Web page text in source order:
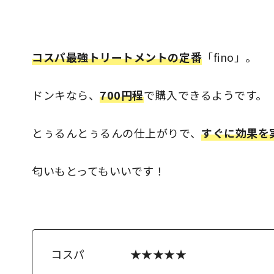
コスパ最強トリートメントの定番 「fino」。
ドンキなら、700円程で購入できるようです。
とぅるんとぅるんの仕上がりで、すぐに効果を
匂いもとってもいいです！
コスパ ★★★★★